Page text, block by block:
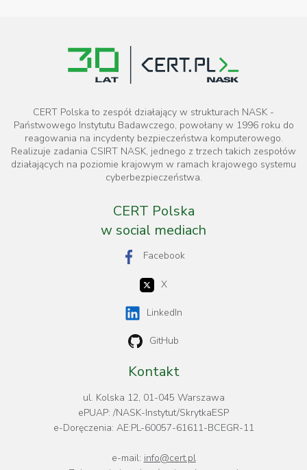
CERT Polska to zespół działający w strukturach NASK -
Państwowego Instytutu Badawczego, powołany w 1996 roku do
reagowania na incydenty bezpieczeństwa komputerowego.
Realizuje zadania CSIRT NASK, jednego z trzech takich zespołów
działających na poziomie krajowym w ramach krajowego systemu
cyberbezpieczeństwa.
CERT Polska
w social mediach
Facebook
X
LinkedIn
GitHub
Kontakt
ul. Kolska 12, 01-045 Warszawa
ePUAP: /NASK-Instytut/SkrytkaESP
e-Doręczenia: AE:PL-60057-61611-BCEGR-11
e-mail: info@cert.pl